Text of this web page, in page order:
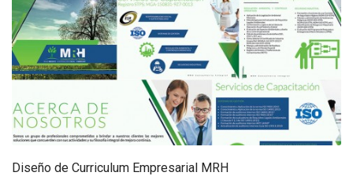
more info view larger
Diseño de Curriculum Empresarial MRH